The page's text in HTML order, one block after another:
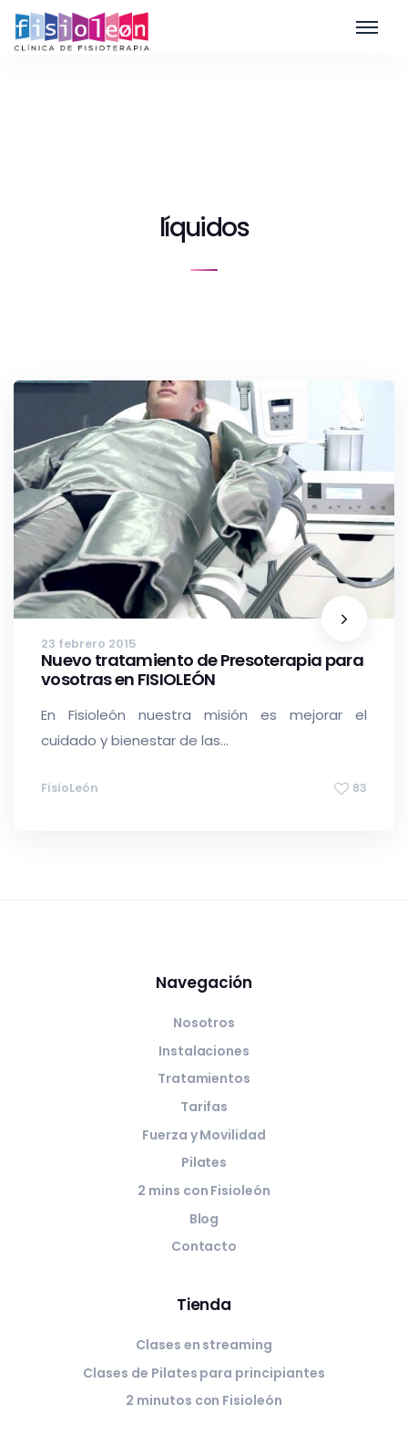
líquidos
23 febrero 2015
Nuevo tratamiento de Presoterapia para
vosotras en FISIOLEÓN
En Fisioleón nuestra misión es mejorar el
cuidado y bienestar de las...
FisioLeón 83
Navegación
Nosotros
Instalaciones
Tratamientos
Tarifas
Fuerza y Movilidad
Pilates
2 mins con Fisioleón
Blog
Contacto
Tienda
Clases en streaming
Clases de Pilates para principiantes
2 minutos con Fisioleón